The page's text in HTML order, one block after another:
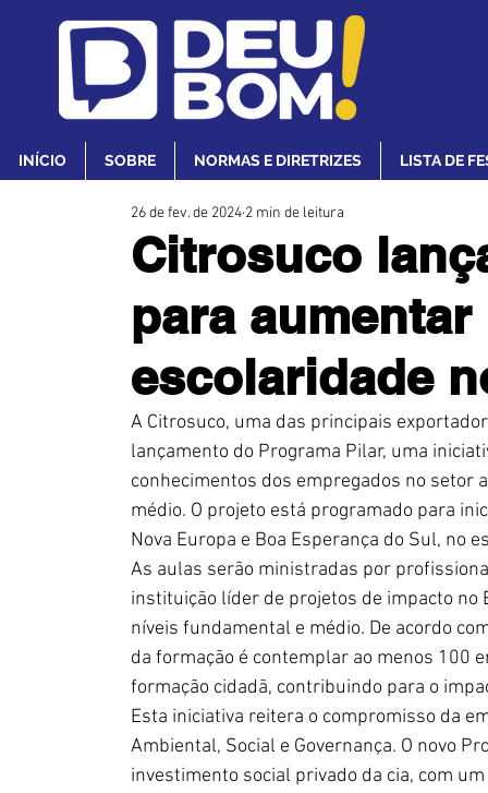
INÍCIO SOBRE NORMAS E DIRETRIZES LISTA DE
Citrosuco
para
escolaridade
26 de fev. de 2024 2 min de leitura
A Citrosuco, uma das principais
lançamento do Programa Pilar, uma
conhecimentos dos empregados no setor
médio. O projeto está programado para
Nova Europa e Boa Esperança do Sul, no
As aulas serão ministradas por
instituição líder de projetos de impacto no
níveis fundamental e médio. De acordo
da formação é contemplar ao menos 100
formação cidadã, contribuindo para o
Esta iniciativa reitera o compromisso da
Ambiental, Social e Governança. O novo
investimento social privado da cia, com